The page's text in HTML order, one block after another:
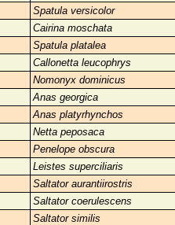
Spatula versicolor
Cairina moschata
Spatula platalea
Callonetta leucophrys
Nomonyx dominicus
Anas georgica
Anas platyrhynchos
Netta peposaca
Penelope obscura
Leistes superciliaris
Saltator aurantiirostris
Saltator coerulescens
Saltator similis